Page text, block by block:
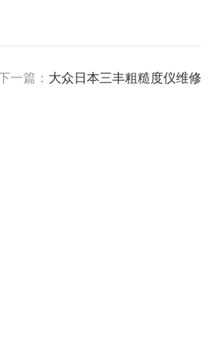
一篇： 大众日本三丰粗糙度仪维修